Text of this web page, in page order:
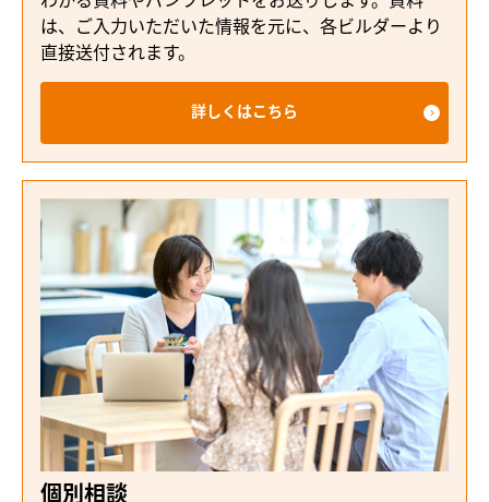
は、ご入力いただいた情報を元に、各ビルダーより
直接送付されます。
詳しくはこちら
個別相談